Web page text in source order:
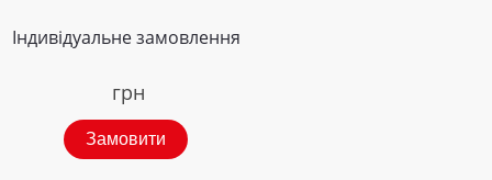
Індивідуальне замовлення
грн
Замовити